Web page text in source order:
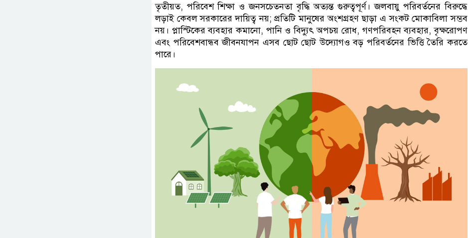
তৃতীয়ত, পরিবেশ শিক্ষা ও জনসচেতনতা বৃদ্ধি অত্যন্ত গুরুত্বপূর্ণ। জলবায়ু পরিবর্তনের বিরুদ্ধে
লড়াই কেবল সরকারের দায়িত্ব নয়; প্রতিটি মানুষের অংশগ্রহণ ছাড়া এ সংকট মোকাবিলা সম্ভব
নয়। প্লাস্টিকের ব্যবহার কমানো, পানি ও বিদ্যুৎ অপচয় রোধ, গণপরিবহন ব্যবহার, বৃক্ষরোপণ
এবং পরিবেশবান্ধব জীবনযাপন এসব ছোট ছোট উদ্যোগও বড় পরিবর্তনের ভিত্তি তৈরি করতে
পারে।